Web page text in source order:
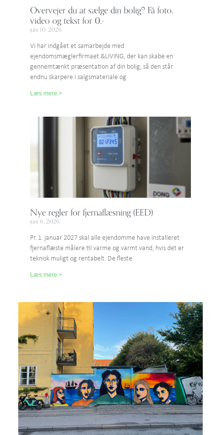
Overvejer du at sælge din bolig? Få foto,
video og tekst for 0,-
juni 10, 2026
Vi har indgået et samarbejde med
ejendomsmæglerfirmaet &LIVING, der kan skabe en
gennemtænkt præsentation af din bolig, så den står
endnu skarpere i salgsmateriale og
Læs mere >
Nye regler for fjernaflæsning (EED)
juni 6, 2026
Pr. 1. januar 2027 skal alle ejendomme have installeret
fjernaflæste målere til varme og varmt vand, hvis det er
teknisk muligt og rentabelt. De fleste
Læs mere >